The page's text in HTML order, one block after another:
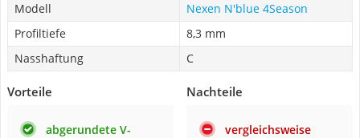
Modell
Nexen N'blue 4Season
Profiltiefe
8,3 mm
Nasshaftung
C
Vorteile
abgerundete V-
Nachteile
vergleichsweise